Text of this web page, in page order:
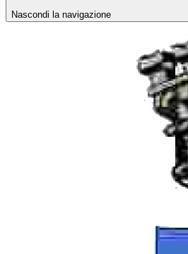
Nascondi la navigazione